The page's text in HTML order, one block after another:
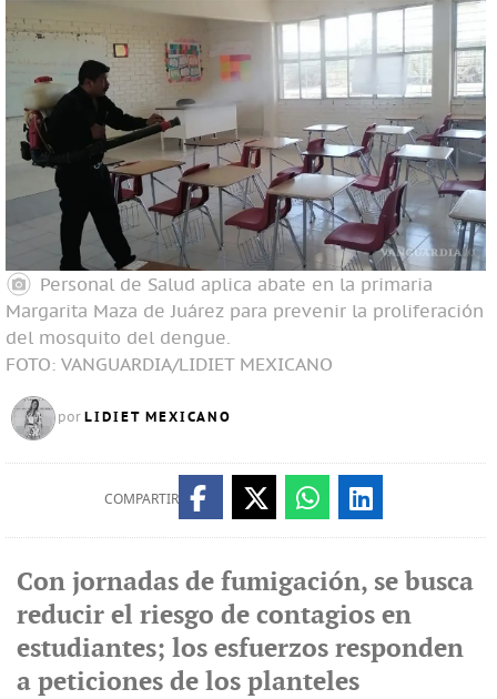
Personal de Salud aplica abate en la primaria
Margarita Maza de Juárez para prevenir la proliferación
del mosquito del dengue.
FOTO: VANGUARDIA/LIDIET MEXICANO
por LIDIET MEXICANO
COMPARTIR
Con jornadas de fumigación, se busca
reducir el riesgo de contagios en
estudiantes; los esfuerzos responden
a peticiones de los planteles